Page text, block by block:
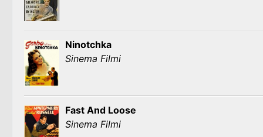
Ninotchka
Sinema Filmi
Fast And Loose
Sinema Filmi